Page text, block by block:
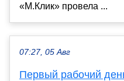
«М.Клик» провела ...
07:27, 05 Авг
Первый рабочий